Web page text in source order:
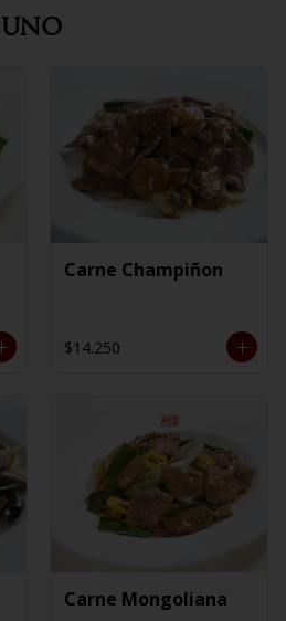
Carne Champiñon
$14.250
Carne Mongoliana